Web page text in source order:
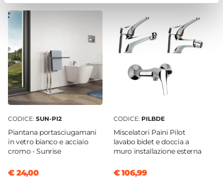
CODICE: SUN-PI2
Piantana portasciugamani
in vetro bianco e acciaio
cromo - Sunrise
€ 24,00
CODICE: PILBDE
Miscelatori Paini Pilot
lavabo bidet e doccia a
muro installazione esterna
€ 106,99